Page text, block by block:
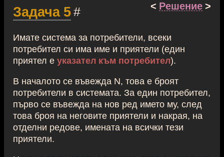
Задача 5# < Решение >
Имате система за потребители, всеки
потребител си има име и приятели (един
приятел е указател към потребител).
В началото се въвежда N, това е броят
потребители в системата. За един потребител,
първо се въвежда на нов ред името му, след
това броя на неговите приятели и накрая, на
отделни редове, имената на всички тези
приятели.